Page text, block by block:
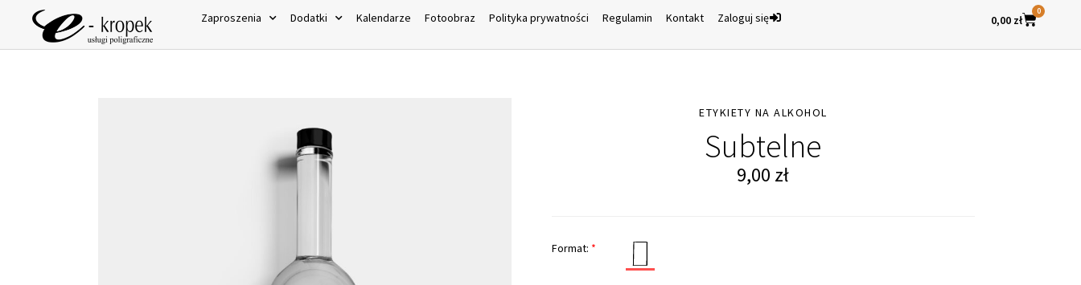
Zaproszenia Dodatki Kalendarze Fotoobraz Polityka prywatności Regulamin Kontakt Zaloguj się 0,00 zł
0
ETYKIETY NA ALKOHOL
Subtelne
9,00 zł
Format: *